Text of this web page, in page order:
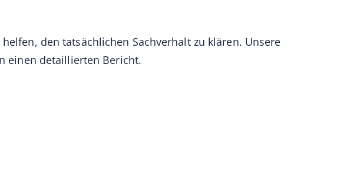
helfen, den tatsächlichen Sachverhalt zu klären. Unsere
einen detaillierten Bericht.